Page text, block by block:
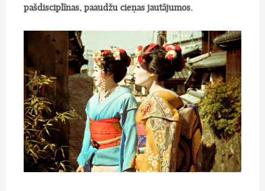
pašdisciplīnas, paaudžu cieņas jautājumos.